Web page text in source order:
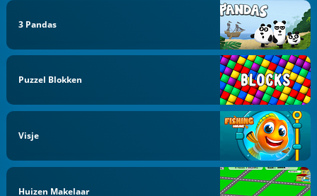
3 Pandas
Puzzel Blokken
Visje
Huizen Makelaar